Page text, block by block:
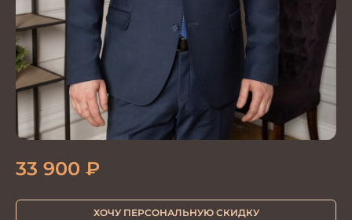
33 900 ₽
ХОЧУ ПЕРСОНАЛЬНУЮ СКИДКУ